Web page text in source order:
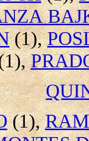
(1),
(1),